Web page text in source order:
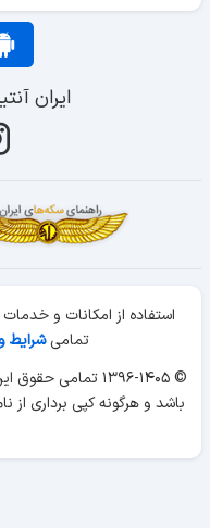
ایران
استفاده از امکانات و
تمامیشرایط
© ۱۳۹۶-۱۴۰۵ تمامی حقوق این وبسایت برای «
باشد و هرگونه کپی برداری از